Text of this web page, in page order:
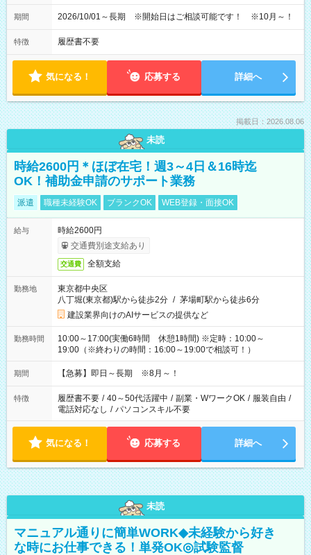
期間 2026/10/01～長期 ※開始日はご相談可能です！ ※10月～！
特徴 履歴書不要
気になる！ 応募する 詳細へ
掲載日：2026.08.06
未読
時給2600円＊ほぼ在宅！週3～4日＆16時迄
OK！補助金申請のサポート業務
派遣 職種未経験OK ブランクOK WEB登録・面接OK
給与
時給2600円
交通費別途支給あり
交通費 全額支給
勤務地
東京都中央区
八丁堀(東京都)駅から徒歩2分 / 茅場町駅から徒歩6分
建設業界向けのAIサービスの提供など
勤務時間
10:00～17:00(実働6時間 休憩1時間) ※定時：10:00～
19:00（※終わりの時間：16:00～19:00で相談可！）
期間 【急募】即日～長期 ※8月～！
特徴 履歴書不要 / 40～50代活躍中 / 副業・WワークOK / 服装自由 /
電話対応なし / パソコンスキル不要
気になる！ 応募する 詳細へ
未読
マニュアル通りに簡単WORK◆未経験から好き
な時にお仕事できる！単発OK◎試験監督